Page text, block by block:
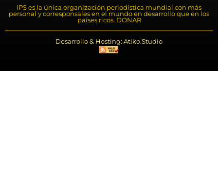
IPS es la única organización periodística mundial con más
personal y corresponsales en el mundo en desarrollo que en los
países ricos. DONAR
Desarrollo & Hosting: Atiko.Studio